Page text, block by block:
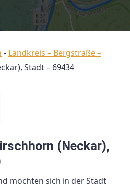
- Landkreis – Bergstraße –
Stadt – 69434
(Neckar),
möchten sich in der Stadt